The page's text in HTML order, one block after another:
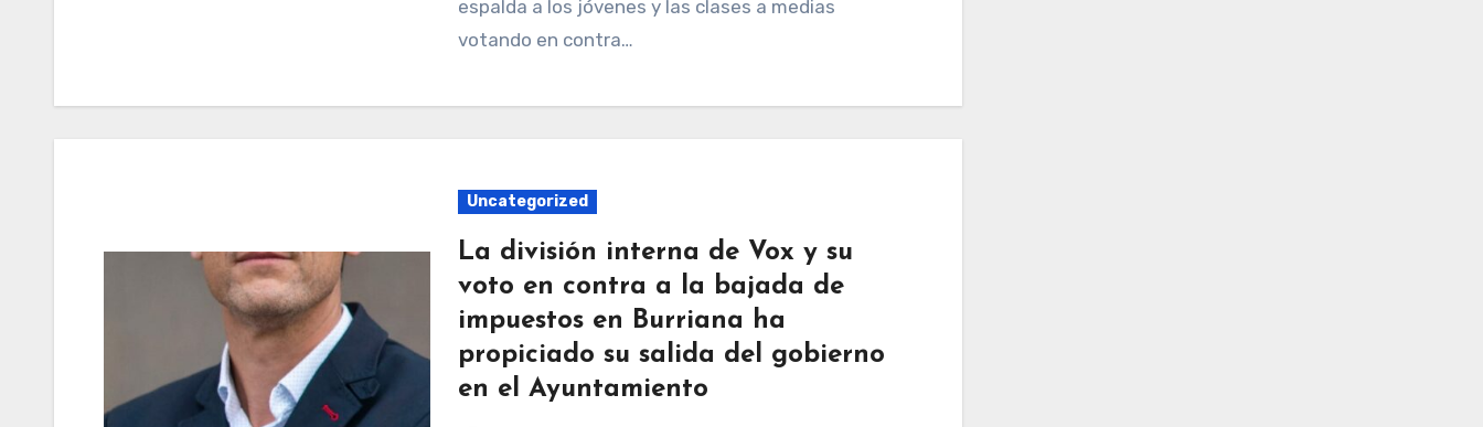
espalda a los jóvenes y las clases a medias
votando en contra…
Uncategorized
La división interna de Vox y su
voto en contra a la bajada de
impuestos en Burriana ha
propiciado su salida del gobierno
en el Ayuntamiento